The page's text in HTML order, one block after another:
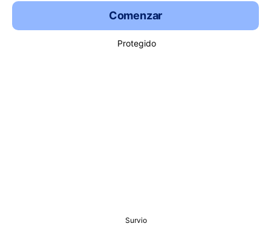
Comenzar
Protegido
Survio